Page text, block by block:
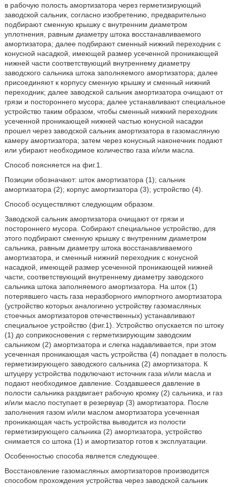
в рабочую полость амортизатора через герметизирующий
заводской сальник, согласно изобретению, предварительно
подбирают сменную крышку с внутренним диаметром
уплотнения, равным диаметру штока восстанавливаемого
амортизатора; далее подбирают сменный нижний переходник с
конусной насадкой, имеющей размер усеченной проникающей
нижней части соответствующий внутреннему диаметру
заводского сальника штока заполняемого амортизатора; далее
присоединяют к корпусу сменную крышку и сменный нижний
переходник; далее заводской сальник амортизатора очищают от
грязи и постороннего мусора; далее устанавливают специальное
устройство таким образом, чтобы сменный нижний переходник
усеченной проникающей нижней частью конусной насадки
прошел через заводской сальник амортизатора в газомасляную
камеру амортизатора; затем через конусный наконечник подают
или убирают необходимое количество газа и/или масла.
Способ поясняется на фиг.1.
Позиции обозначают: шток амортизатора (1); сальник
амортизатора (2); корпус амортизатора (3); устройство (4).
Способ осуществляют следующим образом.
Заводской сальник амортизатора очищают от грязи и
постороннего мусора. Собирают специальное устройство, для
этого подбирают сменную крышку с внутренним диаметром
сальника, равным диаметру штока восстанавливаемого
амортизатора, и сменный нижний переходник с конусной
насадкой, имеющей размер усеченной проникающей нижней
части, соответствующий внутреннему диаметру заводского
сальника штока заполняемого амортизатора. На шток (1)
потерявшего часть газа неразборного импортного амортизатора
(устройство которых аналогично устройству газомасляных
стоечных амортизаторов отечественных) устанавливают
специальное устройство (фиг.1). Устройство опускается по штоку
(1) до соприкосновения с герметизирующим заводским
сальником (2) амортизатора и слегка надавливается, при этом
усеченная проникающая часть устройства (4) попадает в полость
герметизирующего заводского сальника (2) амортизатора. К
штуцеру устройства подключают источник газа и/или масла и
подают необходимое давление. Создавшееся давление в
полости сальника раздвигает рабочую кромку (2) сальника, и газ
и/или масло поступает в резервуар (3) амортизатора. После
заполнения газом и/или маслом амортизатора усеченная
проникающая часть устройства выводится из полости
герметизирующего сальника (2) амортизатора, устройство
снимается со штока (1) и амортизатор готов к эксплуатации.
Особенностью способа является следующее.
Восстановление газомасляных амортизаторов производится
способом прохождения устройства через заводской сальник